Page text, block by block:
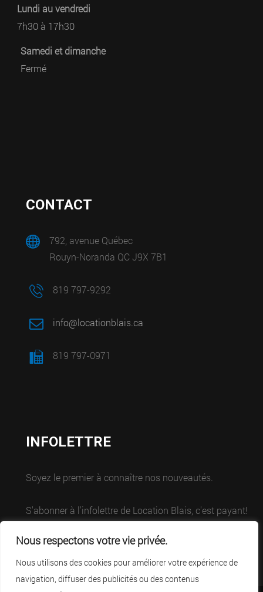
Nous respectons votre vie privée.
Nous utilisons des cookies pour améliorer votre expérience de
navigation, diffuser des publicités ou des contenus
Lundi au vendredi
7h30 à 17h30
Samedi et dimanche
Fermé
CONTACT
792, avenue Québec
Rouyn-Noranda QC J9X 7B1
819 797-9292
info@locationblais.ca
819 797-0971
INFOLETTRE
Soyez le premier à connaître nos nouveautés.
S'abonner à l'infolettre de Location Blais, c'est payant!